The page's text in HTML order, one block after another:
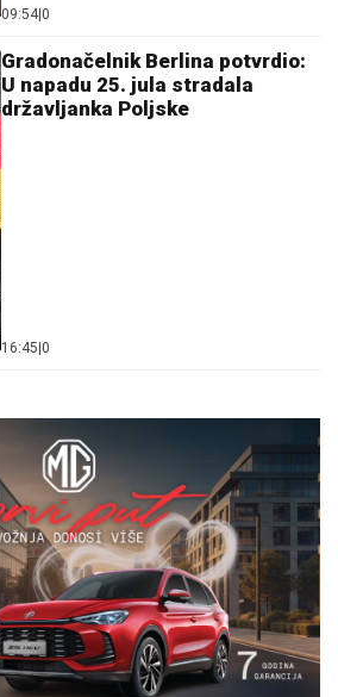
09:54 0
Gradonačelnik Berlina potvrdio:
U napadu 25. jula stradala
državljanka Poljske
16:45 0